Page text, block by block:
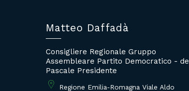
Matteo Daffadà
Consigliere Regionale Gruppo
Assembleare Partito Democratico - de
Pascale Presidente
Regione Emilia-Romagna Viale Aldo